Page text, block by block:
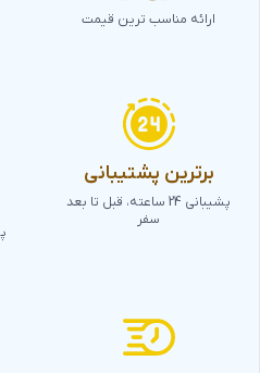
ارائه مناسب ترین قیمت
برترین پشتیبانی
پشیبانی 24 ساعته، قبل تا بعد
سفر